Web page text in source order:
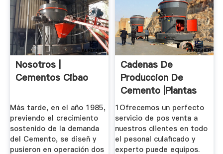
Nosotros |
Cementos Cibao
Más tarde, en el año 1985,
previendo el crecimiento
sostenido de la demanda
del Cemento, se diseñ y
pusieron en operación dos
Cadenas De
Produccion De
Cemento |Plantas
De Molienda De ...
1Ofrecemos un perfecto
servicio de pos venta a
nuestros clientes en todo
el pesonal culaficado y
experto puede equipos.